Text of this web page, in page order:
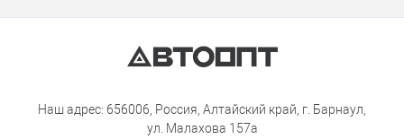
Наш адрес: 656006, Россия, Алтайский край, г. Барнаул,
ул. Малахова 157а